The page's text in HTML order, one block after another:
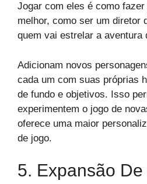
Jogar com eles é como
melhor, como ser um diretor
quem vai estrelar a aventura
Adicionam novos
cada um com suas próprias
de fundo e objetivos. Isso
experimentem o jogo de
oferece uma maior
de jogo.
5. Expansão